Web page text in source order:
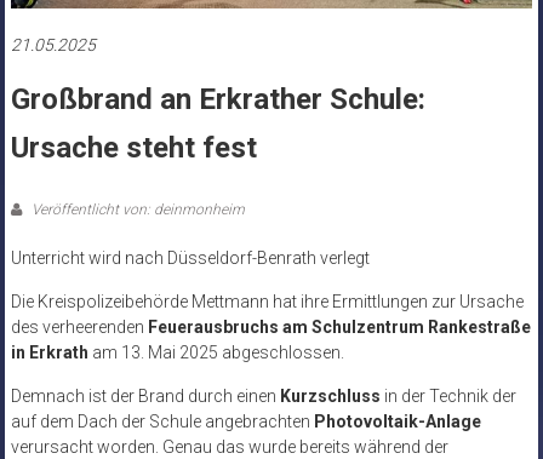
21.05.2025
Großbrand an Erkrather Schule:
Ursache steht fest
Veröffentlicht von: deinmonheim
Unterricht wird nach Düsseldorf-Benrath verlegt
Die Kreispolizeibehörde Mettmann hat ihre Ermittlungen zur Ursache
des verheerenden Feuerausbruchs am Schulzentrum Rankestraße
in Erkrath am 13. Mai 2025 abgeschlossen.
Demnach ist der Brand durch einen Kurzschluss in der Technik der
auf dem Dach der Schule angebrachten Photovoltaik-Anlage
verursacht worden. Genau das wurde bereits während der